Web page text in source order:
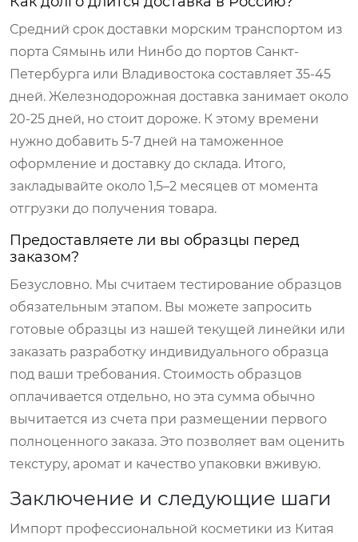
Средний срок доставки морским транспортом из
порта Сямынь или Нинбо до портов Санкт-
Петербурга или Владивостока составляет 35-45
дней. Железнодорожная доставка занимает около
20-25 дней, но стоит дороже. К этому времени
нужно добавить 5-7 дней на таможенное
оформление и доставку до склада. Итого,
закладывайте около 1,5–2 месяцев от момента
отгрузки до получения товара.
Предоставляете ли вы образцы перед
заказом?
Безусловно. Мы считаем тестирование образцов
обязательным этапом. Вы можете запросить
готовые образцы из нашей текущей линейки или
заказать разработку индивидуального образца
под ваши требования. Стоимость образцов
оплачивается отдельно, но эта сумма обычно
вычитается из счета при размещении первого
полноценного заказа. Это позволяет вам оценить
текстуру, аромат и качество упаковки вживую.
Заключение и следующие шаги
Импорт профессиональной косметики из Китая